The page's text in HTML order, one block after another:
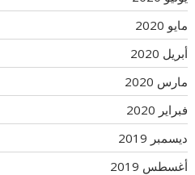
مايو 2020
أبريل 2020
مارس 2020
فبراير 2020
ديسمبر 2019
أغسطس 2019